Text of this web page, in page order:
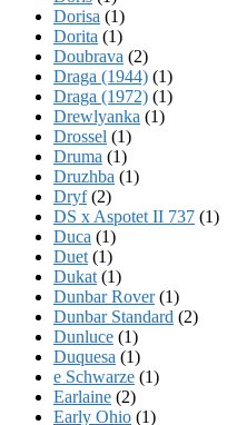
Dorisa (1)
Dorita (1)
Doubrava (2)
Draga (1944) (1)
Draga (1972) (1)
Drewlyanka (1)
Drossel (1)
Druma (1)
Druzhba (1)
Dryf(2)
DS x Aspotet II 737 (1)
Duca (1)
Duet (1)
Dukat (1)
Dunbar Rover(1)
Dunbar Standard (2)
Dunluce (1)
Duquesa (1)
e Schwarze (1)
Earlaine (2)
Early Ohio (1)